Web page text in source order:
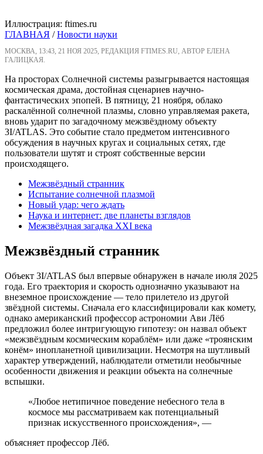
Иллюстрация: ftimes.ru
ГЛАВНАЯ /Новости науки
МОСКВА, 13:43, 21 НОЯ 2025, РЕДАКЦИЯ FTIMES.RU, АВТОР ЕЛЕНА
ГАЛИЦКАЯ.
На просторах Солнечной системы разыгрывается настоящая
космическая драма, достойная сценариев научно-
фантастических эпопей. В пятницу, 21 ноября, облако
раскалённой солнечной плазмы, словно управляемая ракета,
вновь ударит по загадочному межзвёздному объекту
3I/ATLAS. Это событие стало предметом интенсивного
обсуждения в научных кругах и социальных сетях, где
пользователи шутят и строят собственные версии
происходящего.
Межзвёздный странник
Испытание солнечной плазмой
Новый удар: чего ждать
Наука и интернет: две планеты взглядов
Межзвёздная загадка XXI века
Межзвёздный странник
Объект 3I/ATLAS был впервые обнаружен в начале июля 2025
года. Его траектория и скорость однозначно указывают на
внеземное происхождение — тело прилетело из другой
звёздной системы. Сначала его классифицировали как комету,
однако американский профессор астрономии Ави Лёб
предложил более интригующую гипотезу: он назвал объект
«межзвёздным космическим кораблём» или даже «троянским
конём» инопланетной цивилизации. Несмотря на шутливый
характер утверждений, наблюдатели отметили необычные
особенности движения и реакции объекта на солнечные
вспышки.
«Любое нетипичное поведение небесного тела в
космосе мы рассматриваем как потенциальный
признак искусственного происхождения», —
объясняет профессор Лёб.